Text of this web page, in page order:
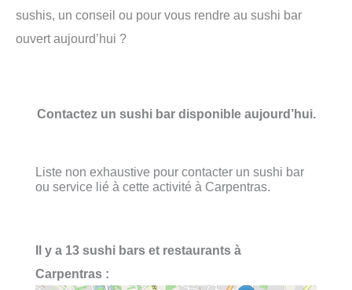
sushis, un conseil ou pour vous rendre au sushi bar
ouvert aujourd’hui ?
Contactez un sushi bar disponible aujourd’hui.
Liste non exhaustive pour contacter un sushi bar
ou service lié à cette activité à Carpentras.
Il y a 13 sushi bars et restaurants à
Carpentras :